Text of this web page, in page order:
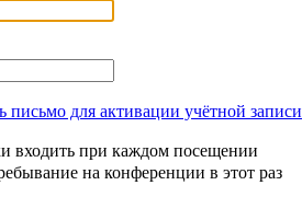
письмо для активации учётной записи
входить при каждом посещении
на конференции в этот раз